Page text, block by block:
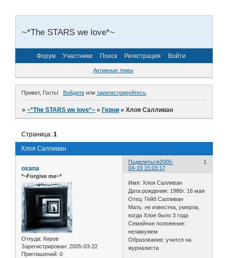
~*The STARS we love*~
Форум Участники Поиск Регистрация Войти
Активные темы
Привет, Гость! Войдитеили зарегистрируйтесь.
»~*The STARS we love*~ »Герои »Хлоя Салливан
Хлоя Салливан
Страница:1
Поделиться 1
2005-
04-19 15:03:17
oxana
*~Forgive me~*
Откуда: Киров
Зарегистрирован: 2005-03-22
Приглашений: 0
Имя: Хлоя Салливан
Дата рождения: 1986г. 16 мая
Отец: Гейб Салливан
Мать: не известна, умерла,
когда Хлое было 3 года
Семейное положение:
незамужем
Образование: учится на
журналиста